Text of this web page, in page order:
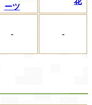
ーツ
- -